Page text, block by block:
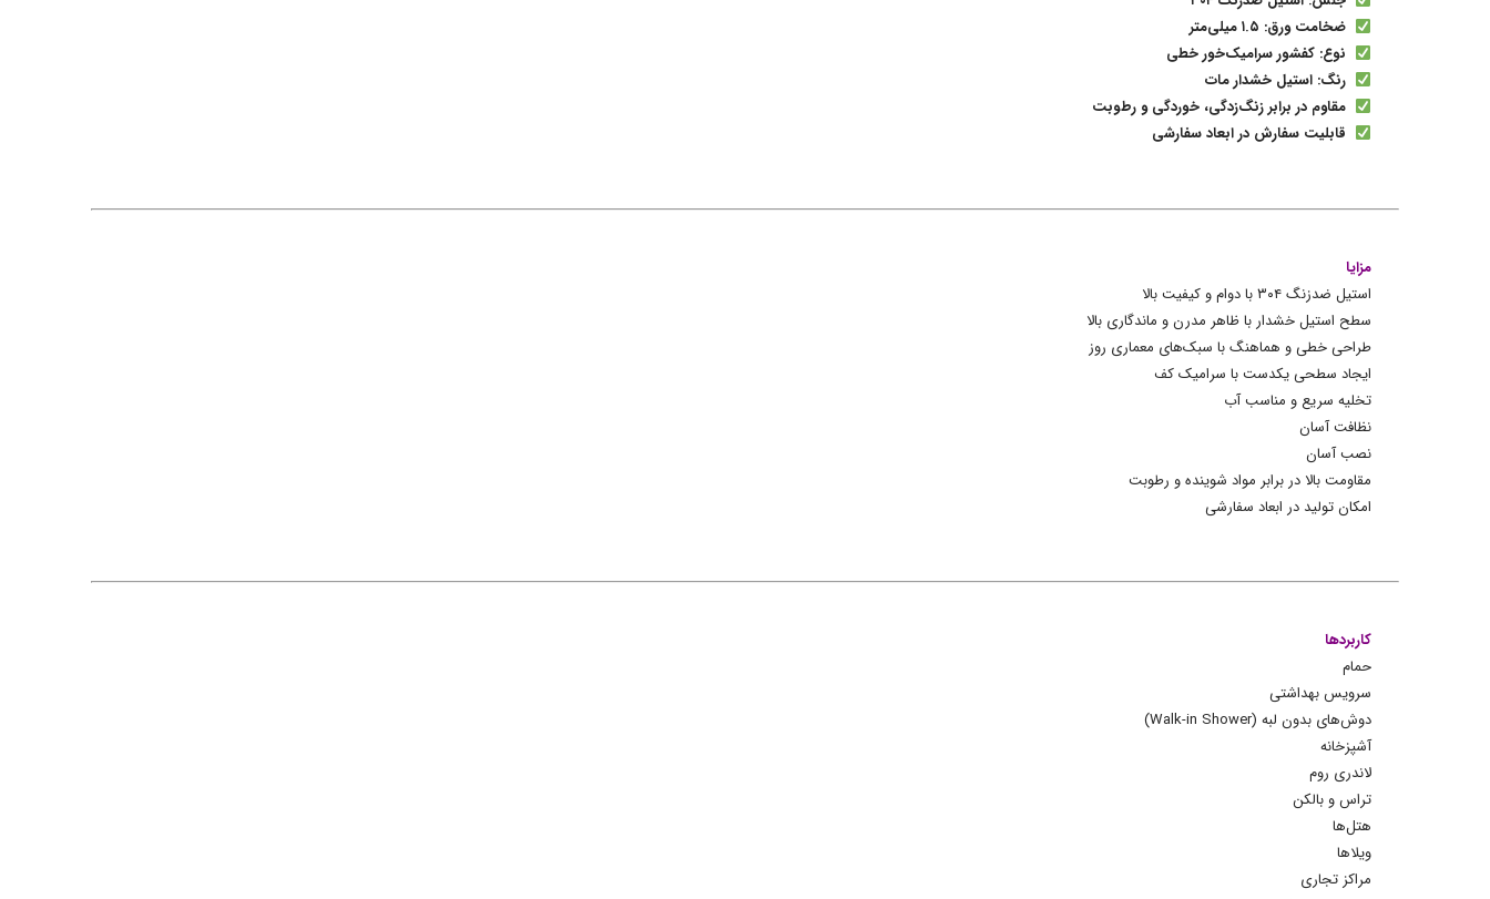
ضخامت ورق: ۱.۵ میلی‌متر
نوع: کفشور سرامیک‌خور خطی
رنگ: استیل خشدار مات
مقاوم در برابر زنگ‌زدگی، خوردگی و رطوبت
قابلیت سفارش در ابعاد سفارشی
مزایا
استیل ضدزنگ ۳۰۴ با دوام و کیفیت بالا
سطح استیل خشدار با ظاهر مدرن و ماندگاری بالا
طراحی خطی و هماهنگ با سبک‌های معماری روز
ایجاد سطحی یکدست با سرامیک کف
تخلیه سریع و مناسب آب
نظافت آسان
نصب آسان
مقاومت بالا در برابر مواد شوینده و رطوبت
امکان تولید در ابعاد سفارشی
کاربردها
حمام
سرویس بهداشتی
دوش‌های بدون لبه (Walk-in Shower)
آشپزخانه
لاندری روم
تراس و بالکن
هتل‌ها
ویلاها
مراکز تجاری